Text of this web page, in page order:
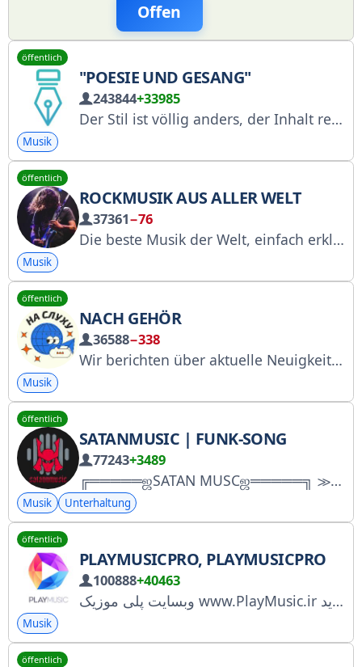
Offen
öffentlich
"POESIE UND GESANG"
243844+33985
Der Stil ist völlig anders, der Inhalt respektiert den Blick, „Poesie und Lieder“ voller gutem Sinn für Werbung: @Roozhan
Musik
öffentlich
ROCKMUSIK AUS ALLER WELT
37361−76
Die beste Musik der Welt, einfach erklärt! Registriert bei Roskomnadzor: https://www.gosuslugi.ru/snet/67a60b6e24c8ba6dcaa553e7 Für Werbeanfragen: @whitefox_ads
Musik
öffentlich
NACH GEHÖR
36588−338
Wir berichten über aktuelle Neuigkeiten aus der Blog- und Musikwelt. Registrierung bei Roskomnadzor: https://www.gosuslugi.ru/snet/67370f17340096358ba3dbdb Für Werbeanfragen: @bedolagram
Musik
öffentlich
SATANMUSIC | FUNK-SONG
77243+3489
╔═════ஜSATAN MUSCஜ═════╗ ≫∘❀♡❀∘≪ Online-Shop-Adresse @deltaa_storee Werbung @satantab Musiksuchbot @SATANNMUSIC_bot ≫∘❀♡❀∘≪ ╚══════ஜ۩ MACH MIT ۩ஜ══════╝
Musik Unterhaltung
öffentlich
PLAYMUSICPRO, PLAYMUSICPRO
100888+40463
وبسایت پلی موزیک www.PlayMusic.ir بهترین آرشیو آهنگهای جدید PlayMusicPro Application
Musik
öffentlich